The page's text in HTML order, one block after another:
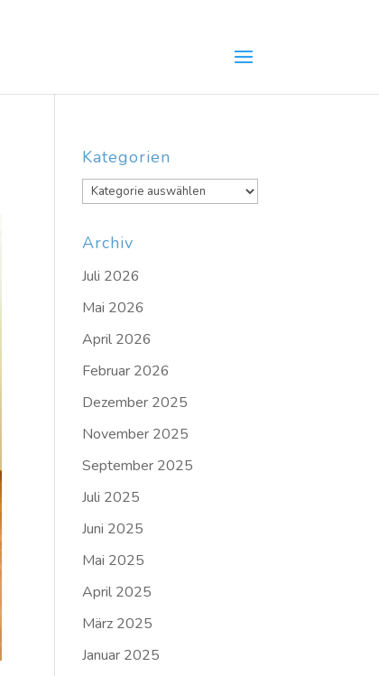
Kategorien
Kategorien
Archiv
Juli 2026
Mai 2026
April 2026
Februar 2026
Dezember 2025
November 2025
September 2025
Juli 2025
Juni 2025
Mai 2025
April 2025
März 2025
Januar 2025